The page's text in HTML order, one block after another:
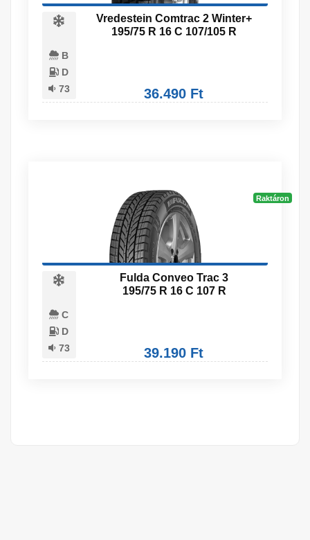
B
D
73
Vredestein Comtrac 2 Winter+
195/75 R 16 C 107/105 R
36.490 Ft
Raktáron
C
D
73
Fulda Conveo Trac 3
195/75 R 16 C 107 R
39.190 Ft